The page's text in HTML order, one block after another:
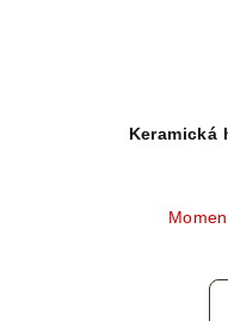
Keramická